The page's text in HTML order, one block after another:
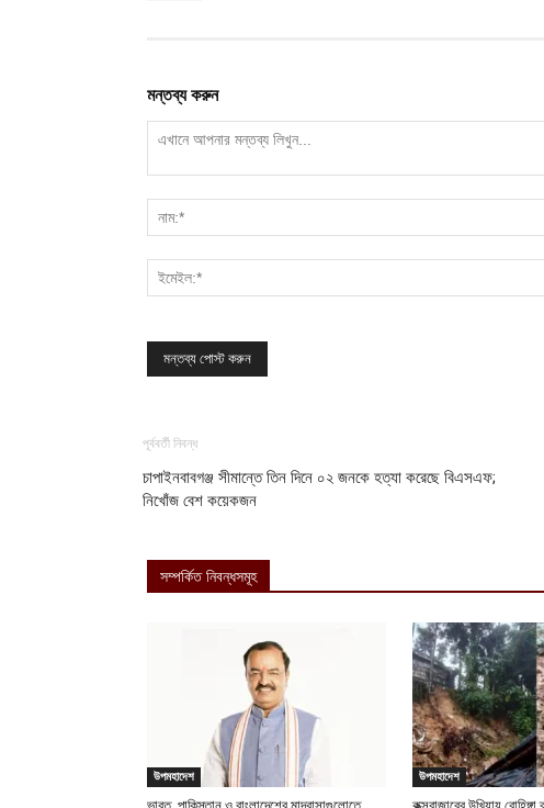
মন্তব্য করুন
পূর্ববর্তী নিবন্ধ
চাপাইনবাবগঞ্জ সীমান্তে তিন দিনে ০২ জনকে হত্যা করেছে বিএসএফ;
নিখোঁজ বেশ কয়েকজন
সম্পর্কিত নিবন্ধসমূহ
উপমহাদেশ উপমহাদেশ